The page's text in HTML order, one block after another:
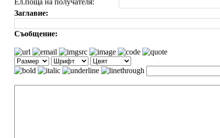
Ел.поща на получателя:
Заглавие:
Съобщение: